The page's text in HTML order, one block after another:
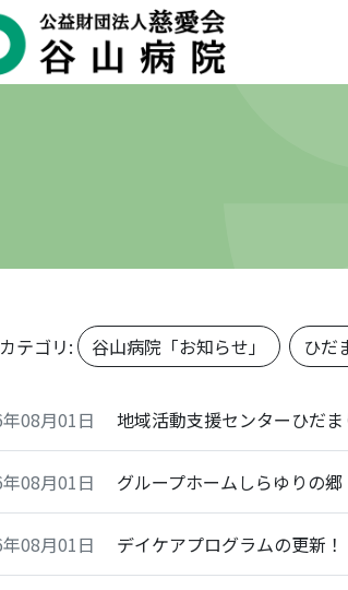
テゴリ: 谷山病院「お知らせ」 ひだ
08月01日 地域活動支援センターひだ
08月01日 グループホームしらゆりの
08月01日 デイケアプログラムの更新！